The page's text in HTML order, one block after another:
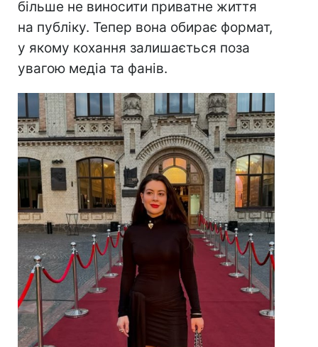
більше не виносити приватне життя
на публіку. Тепер вона обирає формат,
у якому кохання залишається поза
увагою медіа та фанів.